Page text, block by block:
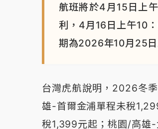
航班將於4月15日上
利，4月16日上午10
期為2026年10月25
台灣虎航說明，2026冬
雄-首爾金浦單程未稅
稅1,399元起；桃園/高雄